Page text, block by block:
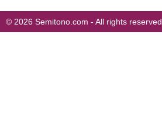
© 2026 Semitono.com - All rights reserved